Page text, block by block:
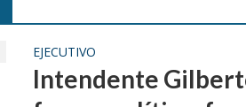
EJECUTIVO
Intendente